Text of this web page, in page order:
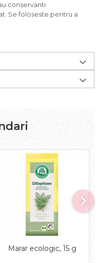
conservanti
Se foloseste pentru a
Marar ecologic, 15 g